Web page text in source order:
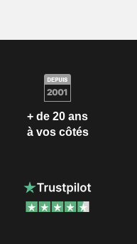
+ de 20 ans
à vos côtés